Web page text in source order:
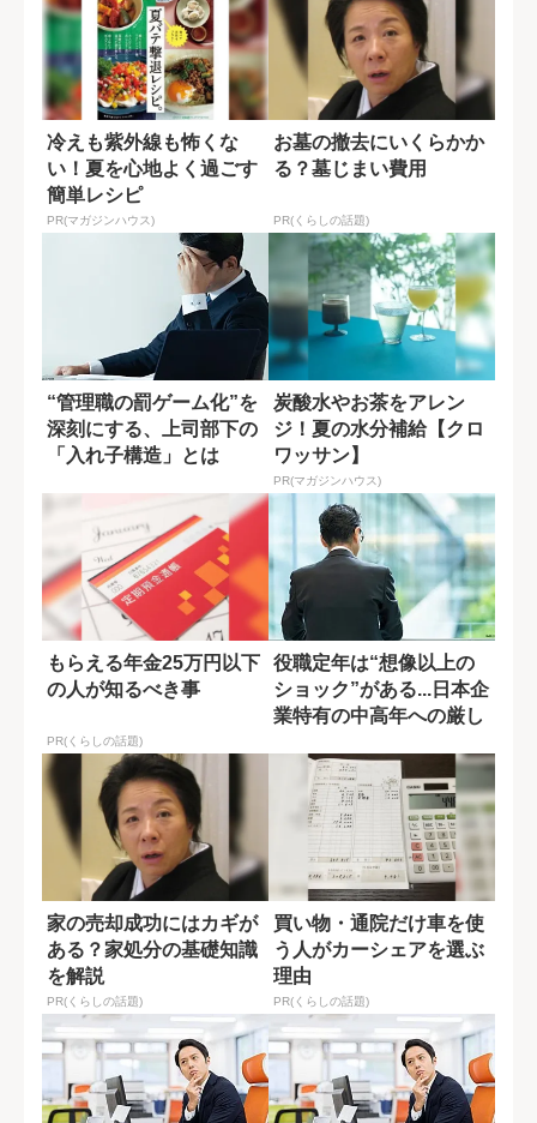
冷えも紫外線も怖くな
い！夏を心地よく過ごす
簡単レシピ
PR(マガジンハウス)
お墓の撤去にいくらかか
る？墓じまい費用
PR(くらしの話題)
“管理職の罰ゲーム化”を
深刻にする、上司部下の
「入れ子構造」とは
炭酸水やお茶をアレン
ジ！夏の水分補給【クロ
ワッサン】
PR(マガジンハウス)
もらえる年金25万円以下
の人が知るべき事
PR(くらしの話題)
役職定年は“想像以上の
ショック”がある...日本企
業特有の中高年への厳し
家の売却成功にはカギが
ある？家処分の基礎知識
を解説
PR(くらしの話題)
買い物・通院だけ車を使
う人がカーシェアを選ぶ
理由
PR(くらしの話題)